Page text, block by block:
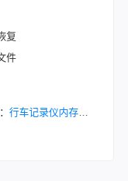
复
件
行车记录仪内存卡被删除了怎么能恢复？方法教程来了